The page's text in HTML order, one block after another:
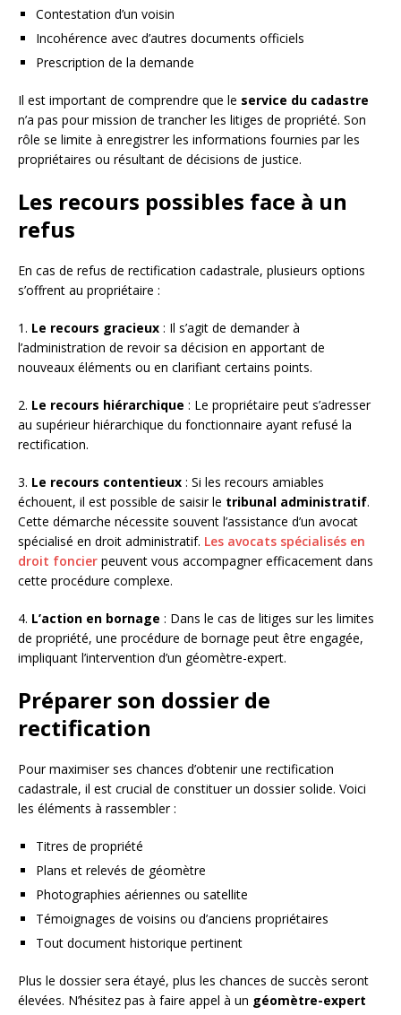
Contestation d’un voisin
Incohérence avec d’autres documents officiels
Prescription de la demande
Il est important de comprendre que le service du cadastre
n’a pas pour mission de trancher les litiges de propriété. Son
rôle se limite à enregistrer les informations fournies par les
propriétaires ou résultant de décisions de justice.
Les recours possibles face à un
refus
En cas de refus de rectification cadastrale, plusieurs options
s’offrent au propriétaire :
1. Le recours gracieux : Il s’agit de demander à
l’administration de revoir sa décision en apportant de
nouveaux éléments ou en clarifiant certains points.
2. Le recours hiérarchique : Le propriétaire peut s’adresser
au supérieur hiérarchique du fonctionnaire ayant refusé la
rectification.
3. Le recours contentieux : Si les recours amiables
échouent, il est possible de saisir le tribunal administratif.
Cette démarche nécessite souvent l’assistance d’un avocat
spécialisé en droit administratif. Les avocats spécialisés en
droit foncier peuvent vous accompagner efficacement dans
cette procédure complexe.
4. L’action en bornage : Dans le cas de litiges sur les limites
de propriété, une procédure de bornage peut être engagée,
impliquant l’intervention d’un géomètre-expert.
Préparer son dossier de
rectification
Pour maximiser ses chances d’obtenir une rectification
cadastrale, il est crucial de constituer un dossier solide. Voici
les éléments à rassembler :
Titres de propriété
Plans et relevés de géomètre
Photographies aériennes ou satellite
Témoignages de voisins ou d’anciens propriétaires
Tout document historique pertinent
Plus le dossier sera étayé, plus les chances de succès seront
élevées. N’hésitez pas à faire appel à un géomètre-expert